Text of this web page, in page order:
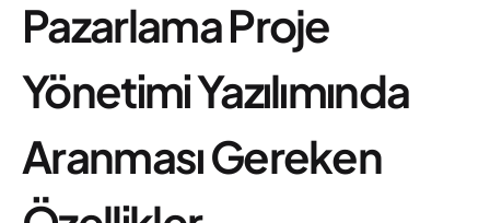
Pazarlama Proje
Yönetimi Yazılımında
Aranması Gereken